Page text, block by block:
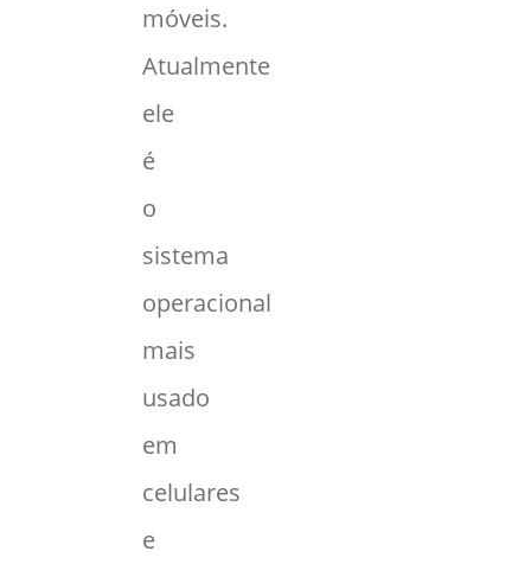
móveis.
Atualmente
ele
é
o
sistema
operacional
mais
usado
em
celulares
e